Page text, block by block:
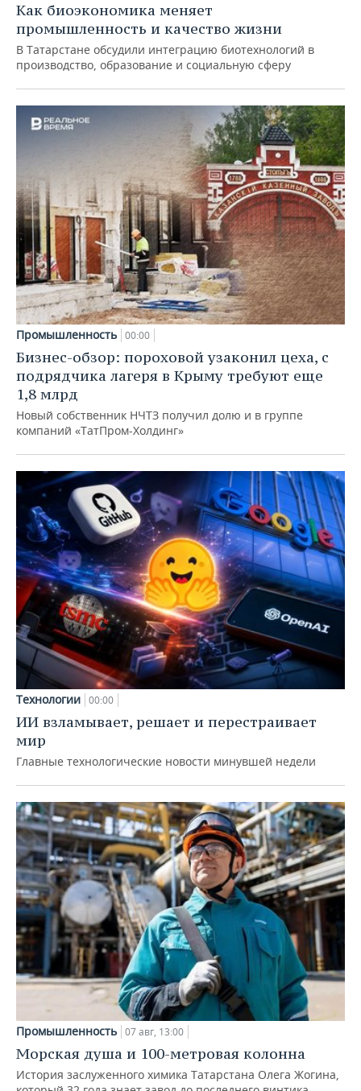
Как биоэкономика меняет
промышленность и качество жизни
В Татарстане обсудили интеграцию биотехнологий в
производство, образование и социальную сферу
Промышленность 00:00
Бизнес-обзор: пороховой узаконил цеха, с
подрядчика лагеря в Крыму требуют еще
1,8 млрд
Новый собственник НЧТЗ получил долю и в группе
компаний «ТатПром-Холдинг»
Технологии 00:00
ИИ взламывает, решает и перестраивает
мир
Главные технологические новости минувшей недели
Промышленность 07 авг, 13:00
Морская душа и 100-метровая колонна
История заслуженного химика Татарстана Олега Жогина,